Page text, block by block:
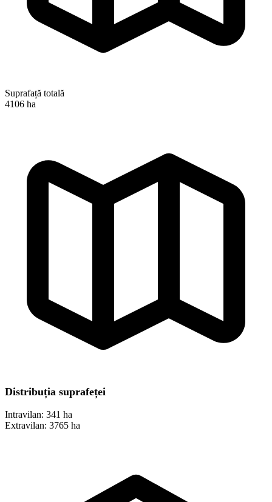
Suprafață totală
4106 ha
Distribuția suprafeței
Intravilan: 341 ha
Extravilan: 3765 ha